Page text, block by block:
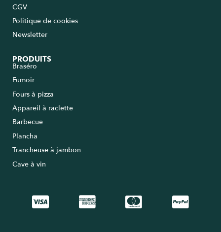
CGV
Politique de cookies
Newsletter
PRODUITS
Braséro
Fumoir
Fours à pizza
Appareil à raclette
Barbecue
Plancha
Trancheuse à jambon
Cave à vin